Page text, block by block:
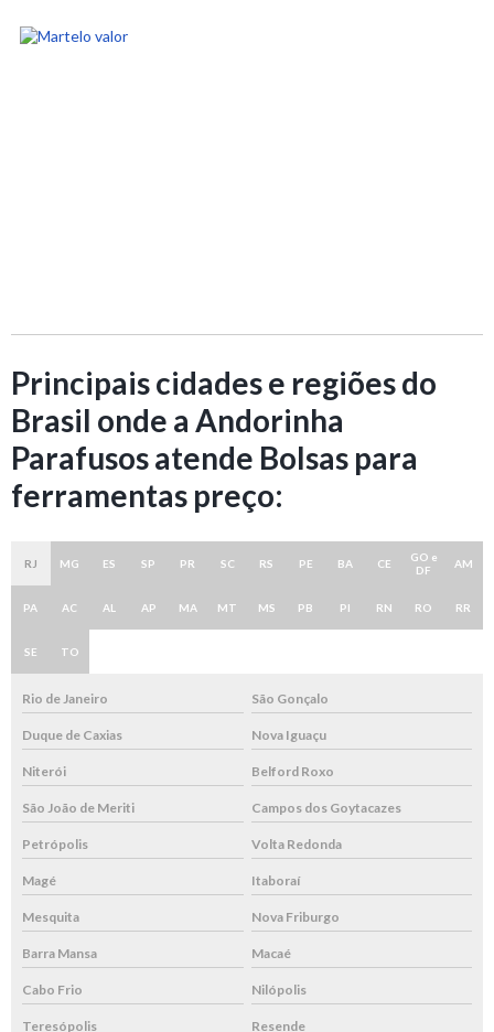
Principais cidades e regiões do
Brasil onde a Andorinha
Parafusos atende Bolsas para
ferramentas preço:
RJ MG ES SP PR SC RS PE BA CE
GO e
DF
AM
PA AC AL AP MA MT MS PB PI RN RO RR
SE TO
Rio de Janeiro São Gonçalo
Duque de Caxias Nova Iguaçu
Niterói Belford Roxo
São João de Meriti Campos dos Goytacazes
Petrópolis Volta Redonda
Magé Itaboraí
Mesquita Nova Friburgo
Barra Mansa Macaé
Cabo Frio Nilópolis
Teresópolis Resende